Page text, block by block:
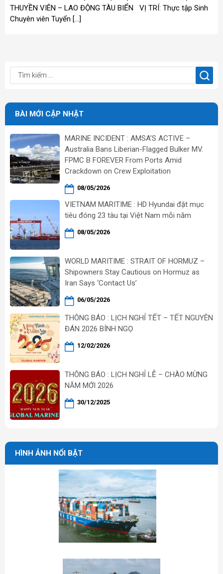
THUYỀN VIÊN – LAO ĐỘNG TÀU BIỂN VỊ TRÍ: Thực tập Sinh
Chuyên viên Tuyển […]
BÀI MỚI CẬP NHẬT
MARINE INCIDENT : AMSA’S ACTIVE –
Australia Bans Liberian-Flagged Bulker MV.
FPMC B FOREVER From Ports Amid
Crackdown on Crew Exploitation
08/05/2026
VIETNAM MARITIME : HD Hyundai đặt mục
tiêu đóng 23 tàu tại Việt Nam mỗi năm
08/05/2026
WORLD MARITIME : STRAIT OF HORMUZ –
Shipowners Stay Cautious on Hormuz as
Iran Says ‘Contact Us’
06/05/2026
THÔNG BÁO : LỊCH NGHỈ TẾT – TẾT NGUYÊN
ĐÁN 2026 BÍNH NGỌ
12/02/2026
THÔNG BÁO : LỊCH NGHỈ LỄ – CHÀO MỪNG
NĂM MỚI 2026
30/12/2025
HÌNH ẢNH NỔI BẬT